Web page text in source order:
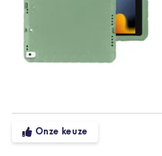
Onze keuze